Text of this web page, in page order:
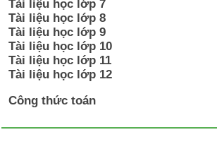
Tài liệu học lớp 7
Tài liệu học lớp 8
Tài liệu học lớp 9
Tài liệu học lớp 10
Tài liệu học lớp 11
Tài liệu học lớp 12
Công thức toán